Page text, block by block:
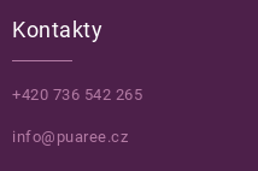
Kontakty
+420 736 542 265
info@puaree.cz